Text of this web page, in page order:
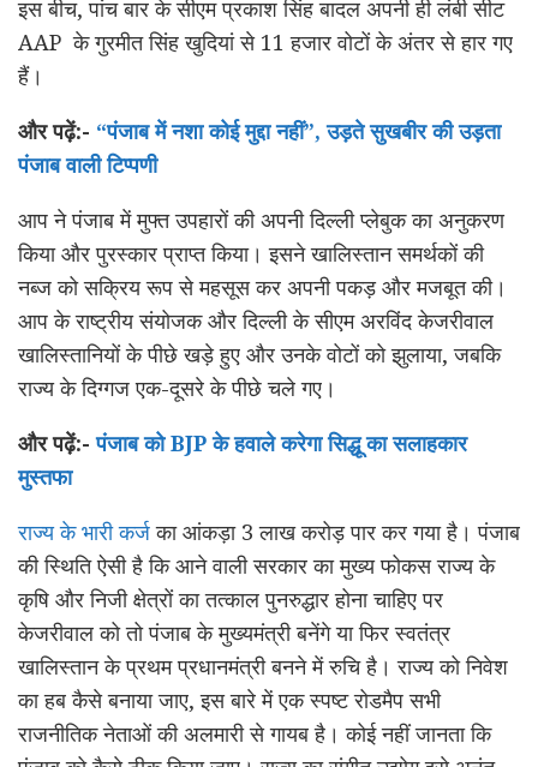
इस बीच, पांच बार के सीएम प्रकाश सिंह बादल अपनी ही लंबी सीट
AAP के गुरमीत सिंह खुदियां से 11 हजार वोटों के अंतर से हार गए
हैं।
और पढ़ें:- “पंजाब में नशा कोई मुद्दा नहीं”, उड़ते सुखबीर की उड़ता
पंजाब वाली टिप्पणी
आप ने पंजाब में मुफ्त उपहारों की अपनी दिल्ली प्लेबुक का अनुकरण
किया और पुरस्कार प्राप्त किया। इसने खालिस्तान समर्थकों की
नब्ज को सक्रिय रूप से महसूस कर अपनी पकड़ और मजबूत की।
आप के राष्ट्रीय संयोजक और दिल्ली के सीएम अरविंद केजरीवाल
खालिस्तानियों के पीछे खड़े हुए और उनके वोटों को झुलाया, जबकि
राज्य के दिग्गज एक-दूसरे के पीछे चले गए।
और पढ़ें:-पंजाब को BJP के हवाले करेगा सिद्धू का सलाहकार
मुस्तफा
राज्य के भारी कर्जका आंकड़ा 3 लाख करोड़ पार कर गया है। पंजाब
की स्थिति ऐसी है कि आने वाली सरकार का मुख्य फोकस राज्य के
कृषि और निजी क्षेत्रों का तत्काल पुनरुद्धार होना चाहिए पर
केजरीवाल को तो पंजाब के मुख्यमंत्री बनेंगे या फिर स्वतंत्र
खालिस्तान के प्रथम प्रधानमंत्री बनने में रुचि है। राज्य को निवेश
का हब कैसे बनाया जाए, इस बारे में एक स्पष्ट रोडमैप सभी
राजनीतिक नेताओं की अलमारी से गायब है। कोई नहीं जानता कि